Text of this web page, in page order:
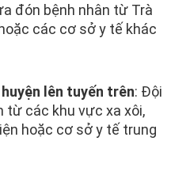
đón bệnh nhân từ Trà
các cơ sở y tế khác
lên tuyến trên: Đội
từ các khu vực xa xôi,
hoặc cơ sở y tế trung